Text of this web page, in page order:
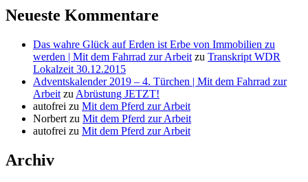
Neueste Kommentare
Das wahre Glück auf Erden ist Erbe von Immobilien zu
werden | Mit dem Fahrrad zur Arbeit zu Transkript WDR
Lokalzeit 30.12.2015
Adventskalender 2019 – 4. Türchen | Mit dem Fahrrad zur
Arbeit zu Abrüstung JETZT!
autofrei zu Mit dem Pferd zur Arbeit
Norbert zu Mit dem Pferd zur Arbeit
autofrei zu Mit dem Pferd zur Arbeit
Archiv